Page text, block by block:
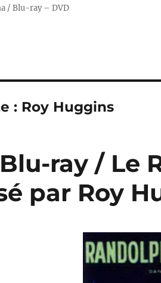
/ Blu-ray – DVD
: Roy Huggins
ray / Le
par Roy